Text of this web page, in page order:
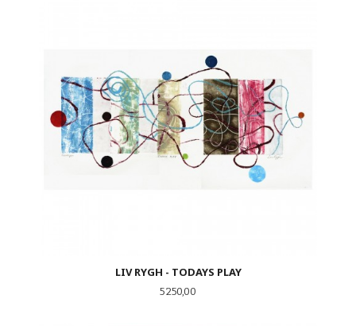
LIV RYGH - TODAYS PLAY
Pris
5 250,00